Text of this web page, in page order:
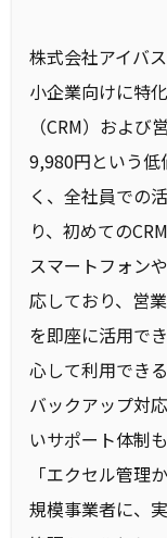
株式会社アイバ
小企業向けに特
（CRM）およ
9,980円という低
く、全社員での
り、初めての
スマートフォン
応しており、営
を即座に活用で
心して利用でき
バックアップ対
いサポート体制
「エクセル管理
規模事業者に、